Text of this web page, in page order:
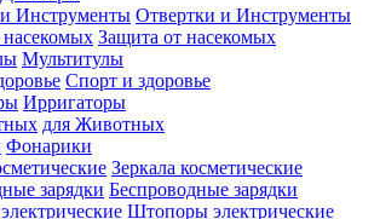
Отвертки и Инструменты
Защита от насекомых
Мультитулы
Спорт и здоровье
Ирригаторы
для Животных
Фонарики
Зеркала косметические
Беспроводные зарядки
Штопоры электрические